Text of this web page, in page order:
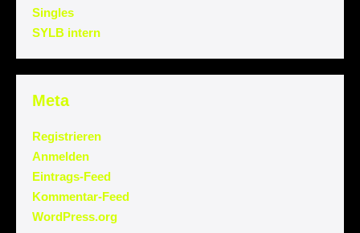
Singles
SYLB intern
Meta
Registrieren
Anmelden
Eintrags-Feed
Kommentar-Feed
WordPress.org